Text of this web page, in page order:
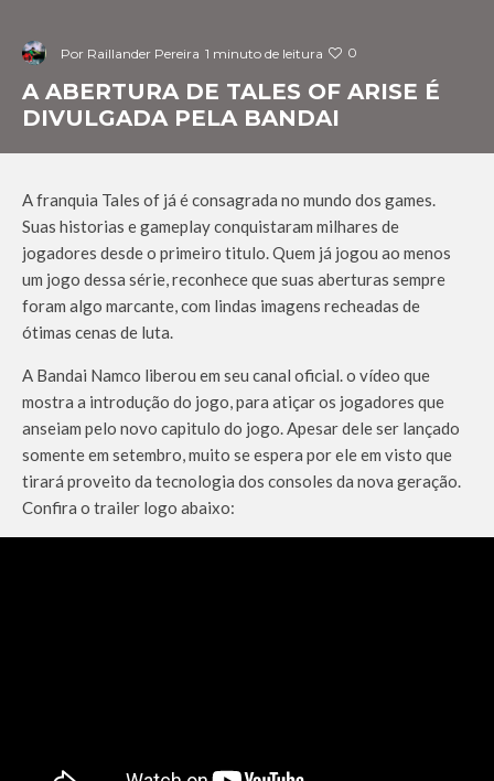
Por Raillander Pereira 1 minuto de leitura 0
A ABERTURA DE TALES OF ARISE É
DIVULGADA PELA BANDAI
A franquia Tales of já é consagrada no mundo dos games.
Suas historias e gameplay conquistaram milhares de
jogadores desde o primeiro titulo. Quem já jogou ao menos
um jogo dessa série, reconhece que suas aberturas sempre
foram algo marcante, com lindas imagens recheadas de
ótimas cenas de luta.
A Bandai Namco liberou em seu canal oficial. o vídeo que
mostra a introdução do jogo, para atiçar os jogadores que
anseiam pelo novo capitulo do jogo. Apesar dele ser lançado
somente em setembro, muito se espera por ele em visto que
tirará proveito da tecnologia dos consoles da nova geração.
Confira o trailer logo abaixo: